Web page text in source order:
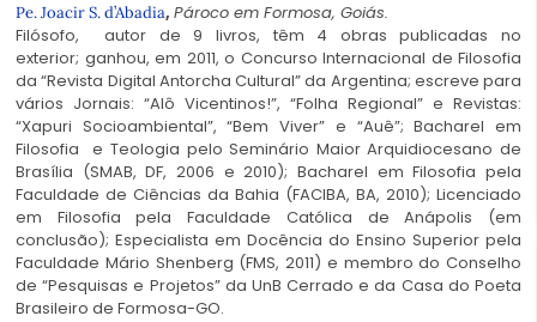
Pe. Joacir S. d’Abadia, Pároco em Formosa, Goiás.
Filósofo, autor de 9 livros, têm 4 obras publicadas no
exterior; ganhou, em 2011, o Concurso Internacional de Filosofia
da “Revista Digital Antorcha Cultural” da Argentina; escreve para
vários Jornais: “Alô Vicentinos!”, “Folha Regional” e Revistas:
“Xapuri Socioambiental”, “Bem Viver” e “Auê”; Bacharel em
Filosofia e Teologia pelo Seminário Maior Arquidiocesano de
Brasília (SMAB, DF, 2006 e 2010); Bacharel em Filosofia pela
Faculdade de Ciências da Bahia (FACIBA, BA, 2010); Licenciado
em Filosofia pela Faculdade Católica de Anápolis (em
conclusão); Especialista em Docência do Ensino Superior pela
Faculdade Mário Shenberg (FMS, 2011) e membro do Conselho
de “Pesquisas e Projetos” da UnB Cerrado e da Casa do Poeta
Brasileiro de Formosa-GO.